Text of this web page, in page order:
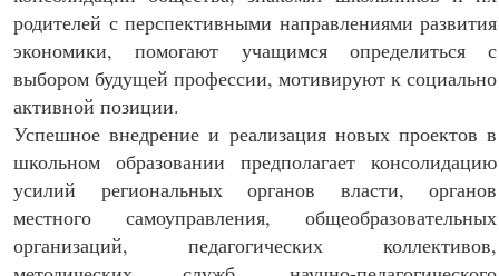
родителей с перспективными направлениями развития
экономики, помогают учащимся определиться с
выбором будущей профессии, мотивируют к социально
активной позиции.
Успешное внедрение и реализация новых проектов в
школьном образовании предполагает консолидацию
усилий региональных органов власти, органов
местного самоуправления, общеобразовательных
организаций, педагогических коллективов,